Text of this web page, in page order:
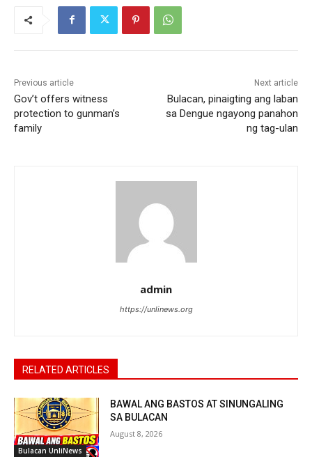
Previous article
Gov’t offers witness
protection to gunman’s
family
Next article
Bulacan, pinaigting ang laban
sa Dengue ngayong panahon
ng tag-ulan
admin
https://unlinews.org
RELATED ARTICLES
Bulacan UnliNews
BAWAL ANG BASTOS AT SINUNGALING
SA BULACAN
August 8, 2026